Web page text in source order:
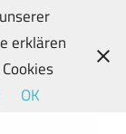
erklären
OK